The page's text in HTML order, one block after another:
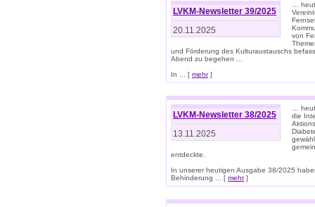
LVKM-Newsletter 39/2025
20.11.2025
…
von
und Förderung des Kulturaustauschs
Abend zu begehen ...
In ... [ mehr]
LVKM-Newsletter 38/2025
13.11.2025
…
die
entdeckte.
In unserer heutigen Ausgabe 38/2025
Behinderung ... [ mehr]